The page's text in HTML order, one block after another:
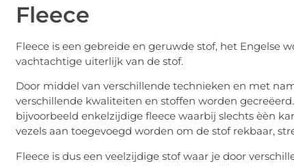
Fleece
Fleece is een gebreide en geruwde stof, het Engelse
vachtachtige uiterlijk van de stof.
Door middel van verschillende technieken en met
verschillende kwaliteiten en stoffen worden
bijvoorbeeld enkelzijdige fleece waarbij slechts èèn
vezels aan toegevoegd worden om de stof rekbaar,
Fleece is dus een veelzijdige stof waar je door